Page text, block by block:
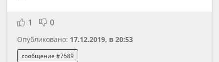
1 0
Опубликовано: 17.12.2019, в 20:53
сообщение #7589